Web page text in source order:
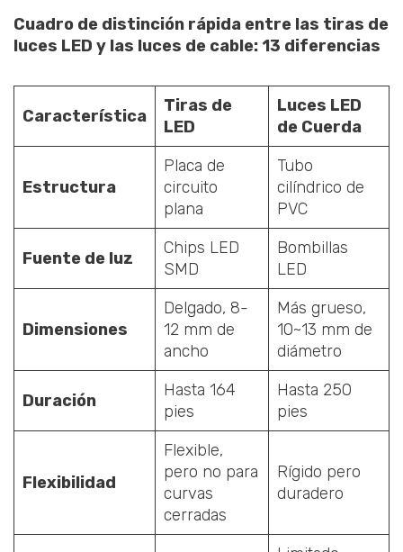
Cuadro de distinción rápida entre las tiras de
luces LED y las luces de cable: 13 diferencias
Característica
Tiras de
LED
Luces LED
de Cuerda
Estructura
Placa de
circuito
plana
Tubo
cilíndrico de
PVC
Fuente de luz
Chips LED
SMD
Bombillas
LED
Dimensiones
Delgado, 8-
12 mm de
ancho
Más grueso,
10~13 mm de
diámetro
Duración
Hasta 164
pies
Hasta 250
pies
Flexibilidad
Flexible,
pero no para
curvas
cerradas
Rígido pero
duradero